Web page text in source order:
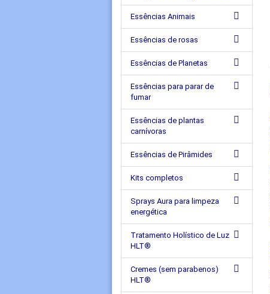
Essências Animais
Essências de rosas
Essências de Planetas
Essências para parar de
fumar
Essências de plantas
carnívoras
Essências de Pirâmides
Kits completos
Sprays Aura para limpeza
energética
Tratamento Holístico de Luz
HLT®
Cremes (sem parabenos)
HLT®